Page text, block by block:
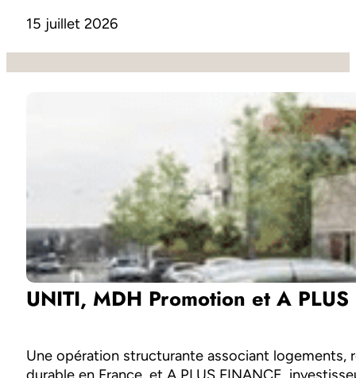
15 juillet 2026
UNITI, MDH Promotion et A
Une opération structurante associant